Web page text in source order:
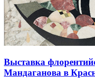
Выставка
Мандаганова в